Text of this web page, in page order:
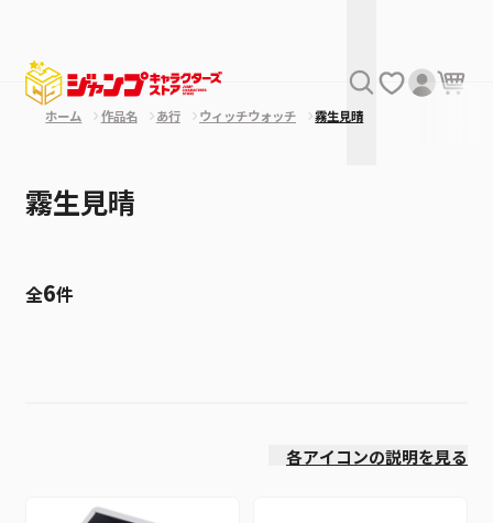
ホーム 作品名 あ行 ウィッチウォッチ 霧生見晴
霧生見晴
全6件
各アイコンの説明を見る